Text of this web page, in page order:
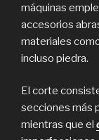
máquinas
accesorios
materiales
incluso piedra.
El corte
secciones más
mientras que el